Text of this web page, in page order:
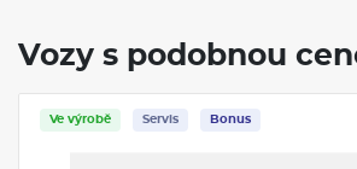
Vozy s podobnou
Ve výrobě Servis Bonus